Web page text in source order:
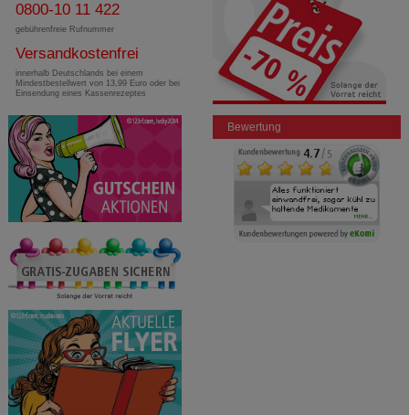
0800-10 11 422
gebührenfreie Rufnummer
Versandkostenfrei
innerhalb Deutschlands bei einem
Mindestbestellwert von 13,99 Euro oder bei
Einsendung eines Kassenrezeptes
Bewertung